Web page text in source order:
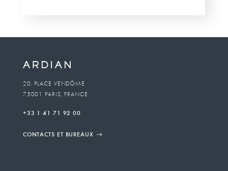
20, PLACE VENDÔME
75001 PARIS, FRANCE
+33 1 41 71 92 00
CONTACTS ET BUREAUX